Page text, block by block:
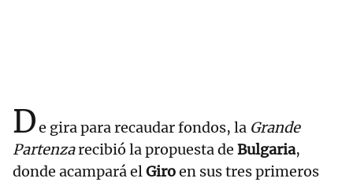
De gira para recaudar fondos, la Grande
Partenzarecibió la propuesta de Bulgaria,
donde acampará elGiroen sus tres primeros